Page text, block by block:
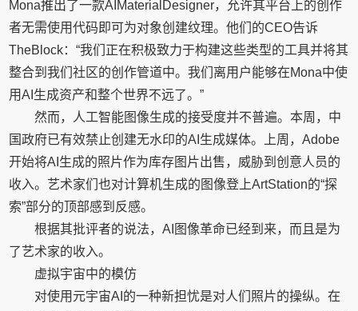
Mona推出了一款AIMaterialDesigner，允许其平台上的创作
者无需使用代码即可为对象创建纹理。他们的CEO告诉
TheBlock：“我们正在积极致力于构建这些类型的工具并将其
整合到我们社区的创作管道中。我们离用户能够在Mona中使
用AI生成资产和整个世界不远了。”
然而，人工智能图像生成的接受度并不普遍。本周，中
国政府已有效禁止创建无水印的AI生成媒体。上周，Adobe
开始将AI生成的照片作为库存图片出售，威胁到创意人员的
收入。艺术家们也对计算机生成的图像登上ArtStation的“探
索”部分的顶部感到反感。
根据其批评者的说法，AI图像革命已经到来，而且是为
了艺术家的收入。
虚拟宇宙中的模仿
对使用元宇宙AI的一种新担忧是对人们照片的操纵。在